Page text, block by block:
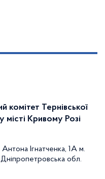
комітет Тернівської
місті Кривому Розі
Ігнатченка, 1А м.
Дніпропетровська обл.